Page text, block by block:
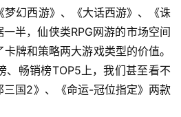
梦幻西游》、《大话西游》、《诛
半，仙侠类RPG网游的市场空间
牌和策略两大游戏类型的价值。
、畅销榜TOP5上，我们甚至看不
三国2》、《命运-冠位指定》两款